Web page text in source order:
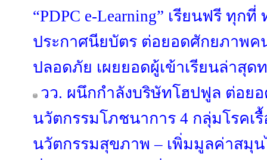
“PDPC e-Learning” เรียนฟรี ทุกที่
ประกาศนียบัตร ต่อยอดศักยภาพ
ปลอดภัย เผยยอดผู้เข้าเรียนล่าสุด
วว. ผนึกกำลังบริษัทโฮปฟูล ต่อย
นวัตกรรมโภชนาการ 4 กลุ่มโรคเรื้
นวัตกรรมสุขภาพ – เพิ่มมูลค่าสมุ